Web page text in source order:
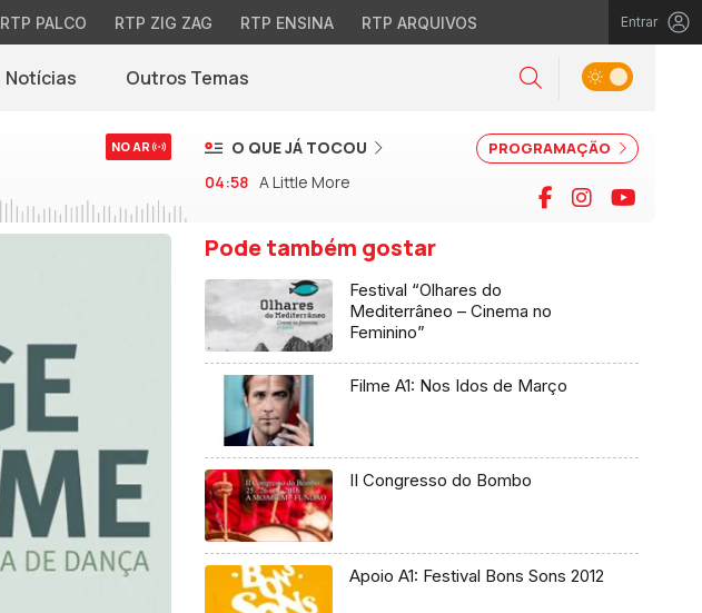
RTP PALCO RTP ZIG ZAG RTP ENSINA RTP ARQUIVOS Entrar
Notícias(abre em nova janela)
Outros Temas Pesquisar
Alternar tema
NO AR PROGRAMAÇÃO
O QUE JÁ TOCOU
04:58 A Little More Facebook
Instagram
Pode também gostar
Festival “Olhares do
Mediterrâneo – Cinema no
Feminino”
Filme A1: Nos Idos de Março
II Congresso do Bombo
Apoio A1: Festival Bons Sons 2012